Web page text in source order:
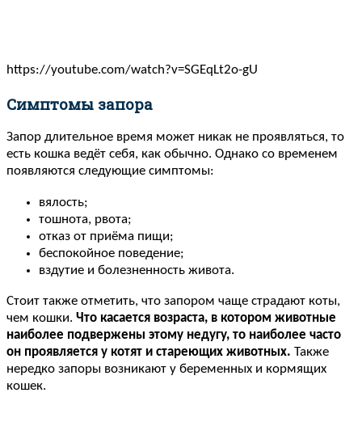
https://youtube.com/watch?v=SGEqLt2o-gU
Симптомы запора
Запор длительное время может никак не проявляться, то
есть кошка ведёт себя, как обычно. Однако со временем
появляются следующие симптомы:
вялость;
тошнота, рвота;
отказ от приёма пищи;
беспокойное поведение;
вздутие и болезненность живота.
Стоит также отметить, что запором чаще страдают коты,
чем кошки. Что касается возраста, в котором животные
наиболее подвержены этому недугу, то наиболее часто
он проявляется у котят и стареющих животных. Также
нередко запоры возникают у беременных и кормящих
кошек.